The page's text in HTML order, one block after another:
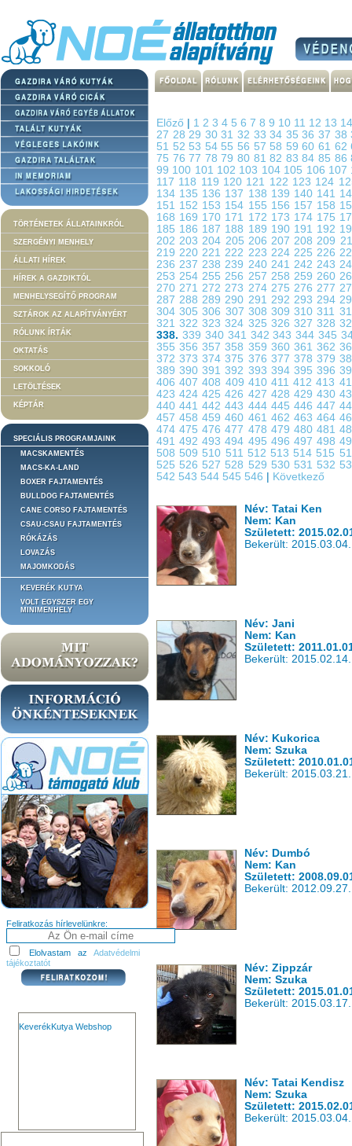
TÖRTÉNETEK ÁLLATAINKRÓL
SZERGÉNYI MENHELY
ÁLLATI HÍREK
HÍREK A GAZDIKTÓL
MENHELYSEGÍTŐ PROGRAM
SZTÁROK AZ ALAPÍTVÁNYÉRT
RÓLUNK ÍRTÁK
OKTATÁS
SOKKOLÓ
LETÖLTÉSEK
KÉPTÁR
SPECIÁLIS PROGRAMJAINK
MACSKAMENTÉS
MACS-KA-LAND
BOXER FAJTAMENTÉS
BULLDOG FAJTAMENTÉS
CANE CORSO FAJTAMENTÉS
CSAU-CSAU FAJTAMENTÉS
RÓKÁZÁS
LOVAZÁS
MAJOMKODÁS
KEVERÉK KUTYA
VOLT EGYSZER EGY
MINIMENHELY
Feliratkozás hírlevelünkre:
Elolvastam az Adatvédelmi
tájékoztatót
KeverékKutya Webshop
Előző 1 2 3 4 5 6 7 8 9 10 11 12 13
27 2829 303132 3334 353637 38
51 52 53 54 55 56 57 58 596061 62
75 7677 787980 8182 838485 86
99 100 101 102 103 104 105 106 107
117 118 119 120 121 122 123 124
134 135 136 137 138 139 140 141
151 152 153 154 155 156 157 158
168 169 170 171 172 173 174 175
185 186 187 188 189 190 191 192
202203204 205 206 207208209
219220221222 223 224 225 226
236237238239 240 241 242 243
253254255256 257 258 259 260
270271272273 274 275 276 277
287288289290 291 292 293 294
304305306 307 308 309310311
321322323324 325 326 327 328
338. 339 340 341 342343344345
355356357358 359 360 361 362
372373374375 376 377 378 379
389390391392 393 394 395 396
406407408 409 410 411412413
423424425426 427 428 429 430
440441442443 444 445 446 447
457458459460 461 462 463 464
474475476477 478 479 480 481
491492493494 495 496 497 498
508 509 510 511 512 513 514 515
525 526 527 528 529 530 531 532
542 543 544 545 546 Következő
Név: Tatai Ken
Nem: Kan
Született:
Bekerült: 2015.03.04.
Név: Jani
Nem: Kan
Született:
Bekerült: 2015.02.14.
Név: Kukorica
Nem: Szuka
Született:
Bekerült: 2015.03.21.
Név: Dumbó
Nem: Kan
Született:
Bekerült: 2012.09.27.
Név: Zippzár
Nem: Szuka
Született:
Bekerült: 2015.03.17.
Név: Tatai Kendisz
Nem: Szuka
Született:
Bekerült: 2015.03.04.